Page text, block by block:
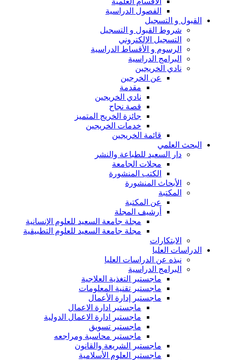
الفصول الدراسية
القبول و التسجيل
شروط القبول و التسجيل
التسجيل الإلكتروني
الرسوم و الأقساط الدراسية
البرامج الدراسية
نادي الخريجين
عن الخرجين
مقدمة
نادي الخريجين
قصة نجاح
جائزة الخريج المتميز
خدمات الخريجين
قائمة الخريجين
البحث العلمي
دار السعيد للطباعة والنشر
مجلات الجامعة
الكتب المنشورة
الأبحاث المنشورة
المكتبة
عن المكتبة
أرشيف المجلة
مجلة جامعة السعيد للعلوم الإنسانية
مجلة جامعة السعيد للعلوم التطبيقية
الابتكارات
الدراسات العليا
نبذه عن الدراسات العليا
البرامج الدراسية
ماجستير التغذية العلاجية
ماجستير تقنية المعلومات
ماجستير إدارة الأعمال
ماجستير ادارة الاعمال
ماجستير ادارة الاعمال الدولية
ماجستير تسويق
ماجستير محاسبة ومراجعه
ماجستير الشريعة والقانون
ماجستير العلوم الأسلامية